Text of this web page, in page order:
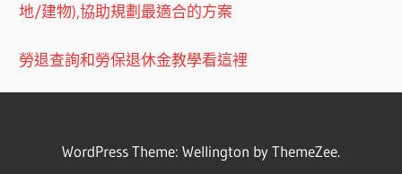
地/建物),協助規劃最適合的方案
勞退查詢和勞保退休金教學看這裡
WordPress Theme: Wellington by ThemeZee.